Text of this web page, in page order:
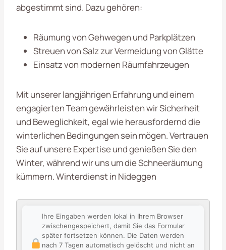
abgestimmt sind. Dazu gehören:
Räumung von Gehwegen und Parkplätzen
Streuen von Salz zur Vermeidung von Glätte
Einsatz von modernen Räumfahrzeugen
Mit unserer langjährigen Erfahrung und einem
engagierten Team gewährleisten wir Sicherheit
und Beweglichkeit, egal wie herausfordernd die
winterlichen Bedingungen sein mögen. Vertrauen
Sie auf unsere Expertise und genießen Sie den
Winter, während wir uns um die Schneeräumung
kümmern. Winterdienst in Nideggen
Ihre Eingaben werden lokal in Ihrem Browser
zwischengespeichert, damit Sie das Formular
später fortsetzen können. Die Daten werden
nach 7 Tagen automatisch gelöscht und nicht an